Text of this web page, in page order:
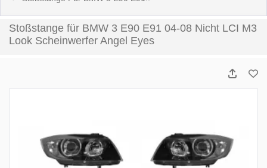
Stoßstange für BMW 3 E90 E91 04-08 Nicht LCI M3
Look Scheinwerfer Angel Eyes